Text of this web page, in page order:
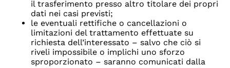
il trasferimento presso altro titolare dei propri
dati nei casi previsti;
le eventuali rettifiche o cancellazioni o
limitazioni del trattamento effettuate su
richiesta dell’interessato – salvo che ciò si
riveli impossibile o implichi uno sforzo
sproporzionato – saranno comunicati dalla